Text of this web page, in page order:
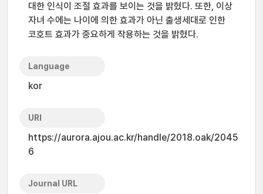
대한 인식이 조절 효과를 보이는 것을 밝혔다. 또한, 이상
자녀 수에는 나이에 의한 효과가 아닌 출생세대로 인한
코호트 효과가 중요하게 작용하는 것을 밝혔다.
Language
kor
URI
https://aurora.ajou.ac.kr/handle/2018.oak/2045
6
Journal URL